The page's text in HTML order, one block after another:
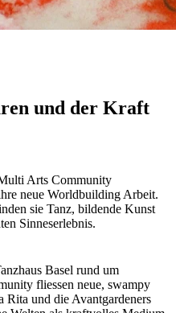
und der Kraft
Arts Community
neue Worldbuilding Arbeit.
sie Tanz, bildende Kunst
Sinneserlebnis.
Basel rund um
fliessen neue, swampy
und die Avantgardeners